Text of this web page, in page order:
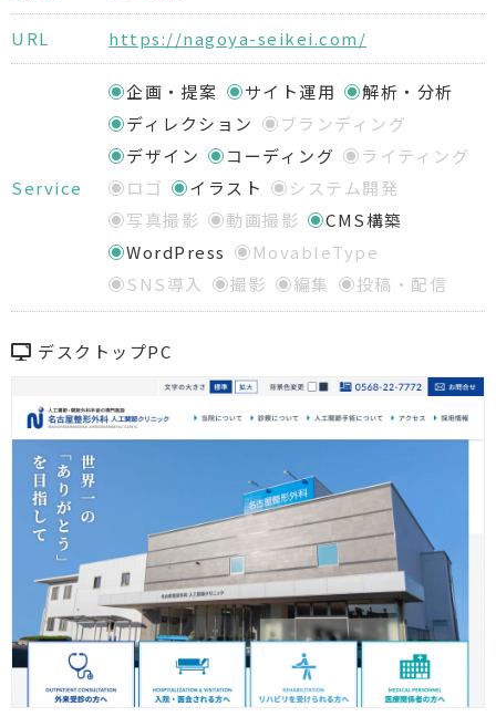
URL https://nagoya-seikei.com/
Service
企画・提案 サイト運用
解析・分析
ディレクション
ブランディング
デザイン
コーディング
ライティング
ロゴ
イラスト
システム開発
写真撮影
動画撮影
CMS構築
WordPress
MovableType
SNS導入
撮影 編集 投稿・配信
デスクトップPC